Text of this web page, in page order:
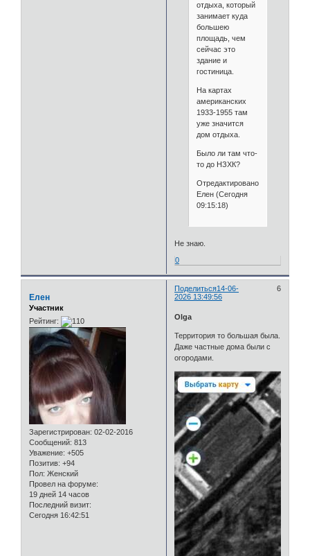
отдыха, который
занимает куда
большею
площадь, чем
сейчас это
здание и
гостиница.
На картах
американских
1933-1955 там
уже значится
дом отдыха.
Было ли там что-
то до НЗХК?
Отредактировано
Елен (Сегодня
09:15:18)
Не знаю.
0
Поделиться 6
14-06-
2026 13:49:56
Елен
Участник
Рейтинг:
Зарегистрирован: 02-02-2016
Сообщений: 813
Уважение: +505
Позитив: +94
Пол: Женский
Провел на форуме:
19 дней 14 часов
Последний визит:
Сегодня 16:42:51
Olga
Территория то большая была.
Даже частные дома были с
огородами.